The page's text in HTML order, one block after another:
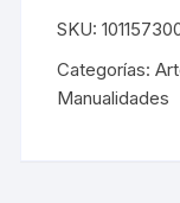
LISTA
DE
DESEOS
SKU:
Categorías:
Manualidades